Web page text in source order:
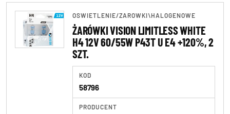
OSWIETLENIE/ZAROWKI\HALOGENOWE
ŻARÓWKI VISION LIMITLESS WHITE
H4 12V 60/55W P43T U E4 +120%, 2
SZT.
KOD
58796
PRODUCENT